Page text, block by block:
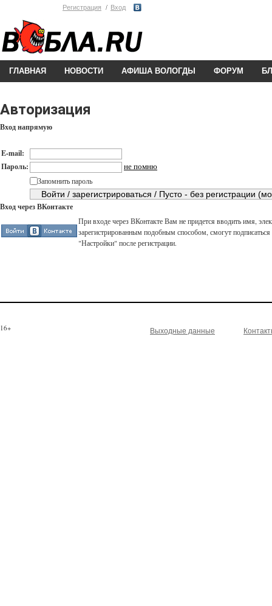
Регистрация Вход
ГЛАВНАЯ НОВОСТИ АФИША ВОЛОГДЫ ФОРУМ
Авторизация
Вход напрямую
E-mail:
Пароль:
не помню
Запомнить пароль
Вход через ВКонтакте
При входе через ВКонтакте Вам не придется вводить имя,
зарегистрированным подобным способом, смогут
"Настройки" после регистрации.
16+ Выходные данные